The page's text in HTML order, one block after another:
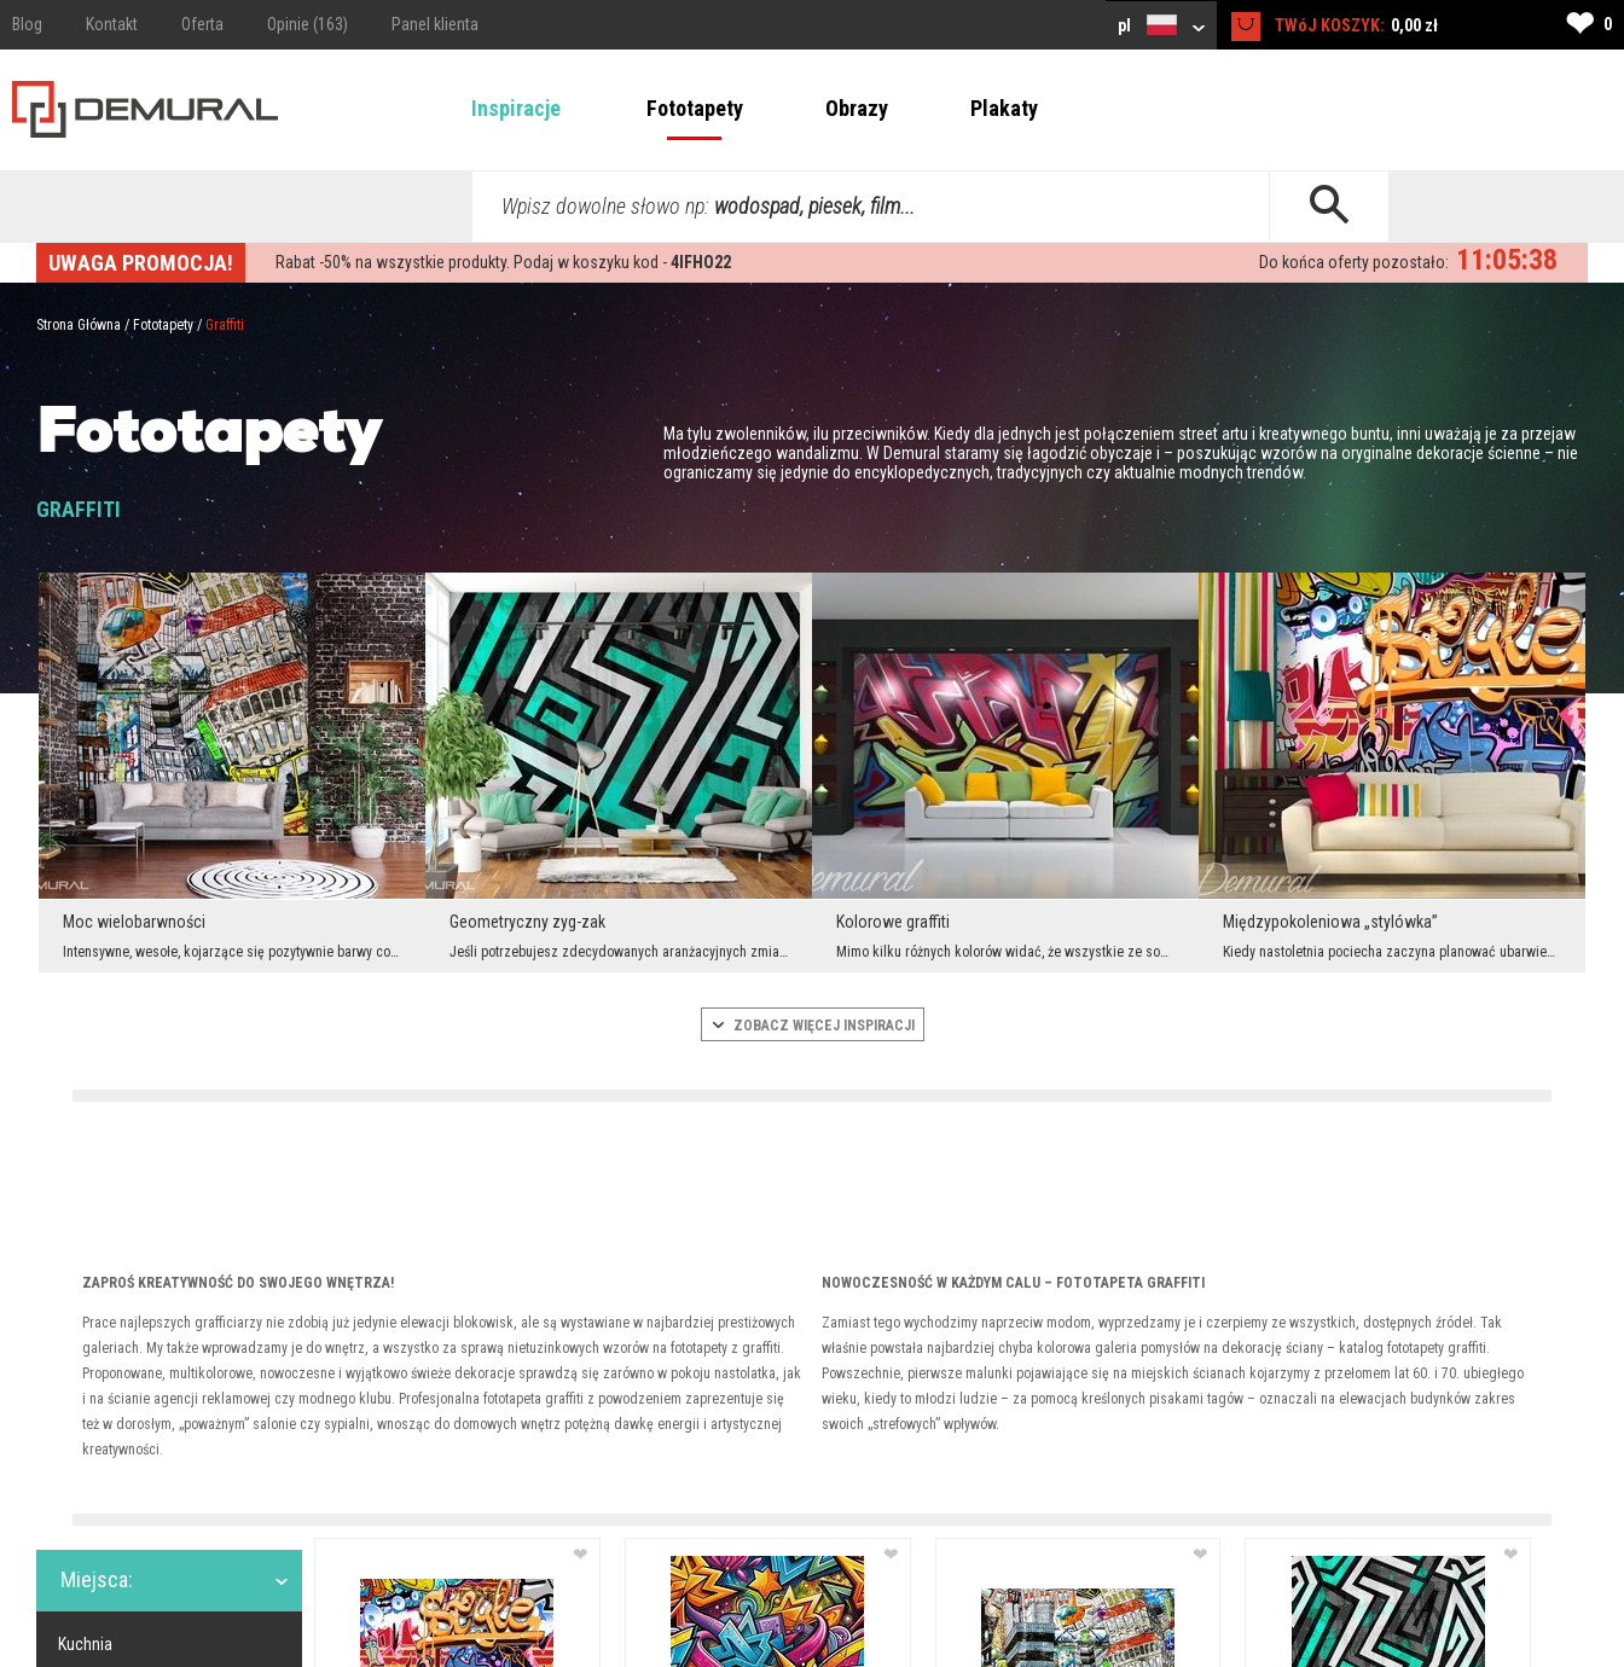
Blog Kontakt Oferta Opinie (163) Panel klienta pl TWóJ KOSZYK: 0,00 zł ❤ 0
Inspiracje Fototapety Obrazy Plakaty
Wpisz dowolne słowo np: wodospad, piesek, film...
UWAGA PROMOCJA! Rabat -50% na wszystkie produkty. Podaj w koszyku kod -4IFHO22 11:05:37
Do końca oferty pozostało:
Strona Główna / Fototapety/ Graffiti
Fototapety
GRAFFITI
Ma tylu zwolenników, ilu przeciwników. Kiedy dla jednych jest połączeniem street artu i kreatywnego buntu, inni uważają je za przejaw
młodzieńczego wandalizmu. W Demural staramy się łagodzić obyczaje i – poszukując wzorów na oryginalne dekoracje ścienne – nie
ograniczamy się jedynie do encyklopedycznych, tradycyjnych czy aktualnie modnych trendów.
Moc wielobarwności
Intensywne, wesołe, kojarzące się pozytywnie barwy coraz częściej pojawiają się jako główne eleme...
Geometryczny zyg-zak
Jeśli potrzebujesz zdecydowanych aranżacyjnych zmian, powinieneś pomyśleć nad detalem, który spra...
Kolorowe graffiti
Mimo kilku różnych kolorów widać, że wszystkie ze sobą idealnie współgrają. z każdej barwy wykona...
Międzypokoleniowa „stylówka”
Kiedy nastoletnia pociecha zaczyna planować ubarwienie ściany pokoju graffiti – większość z rodzi...
ZOBACZ WIĘCEJ INSPIRACJI
ZAPROŚ KREATYWNOŚĆ DO SWOJEGO WNĘTRZA!
Prace najlepszych grafficiarzy nie zdobią już jedynie elewacji blokowisk, ale są wystawiane w najbardziej prestiżowych
galeriach. My także wprowadzamy je do wnętrz, a wszystko za sprawą nietuzinkowych wzorów na fototapety z graffiti.
Proponowane, multikolorowe, nowoczesne i wyjątkowo świeże dekoracje sprawdzą się zarówno w pokoju nastolatka, jak
i na ścianie agencji reklamowej czy modnego klubu. Profesjonalna fototapeta graffiti z powodzeniem zaprezentuje się
też w dorosłym, „poważnym” salonie czy sypialni, wnosząc do domowych wnętrz potężną dawkę energii i artystycznej
kreatywności.
NOWOCZESNOŚĆ W KAŻDYM CALU – FOTOTAPETA GRAFFITI
Zamiast tego wychodzimy naprzeciw modom, wyprzedzamy je i czerpiemy ze wszystkich, dostępnych źródeł. Tak
właśnie powstała najbardziej chyba kolorowa galeria pomysłów na dekorację ściany – katalog fototapety graffiti.
Powszechnie, pierwsze malunki pojawiające się na miejskich ścianach kojarzymy z przełomem lat 60. i 70. ubiegłego
wieku, kiedy to młodzi ludzie – za pomocą kreślonych pisakami tagów – oznaczali na elewacjach budynków zakres
swoich „strefowych” wpływów.
Miejsca:
Kuchnia
❤ ❤ ❤ ❤